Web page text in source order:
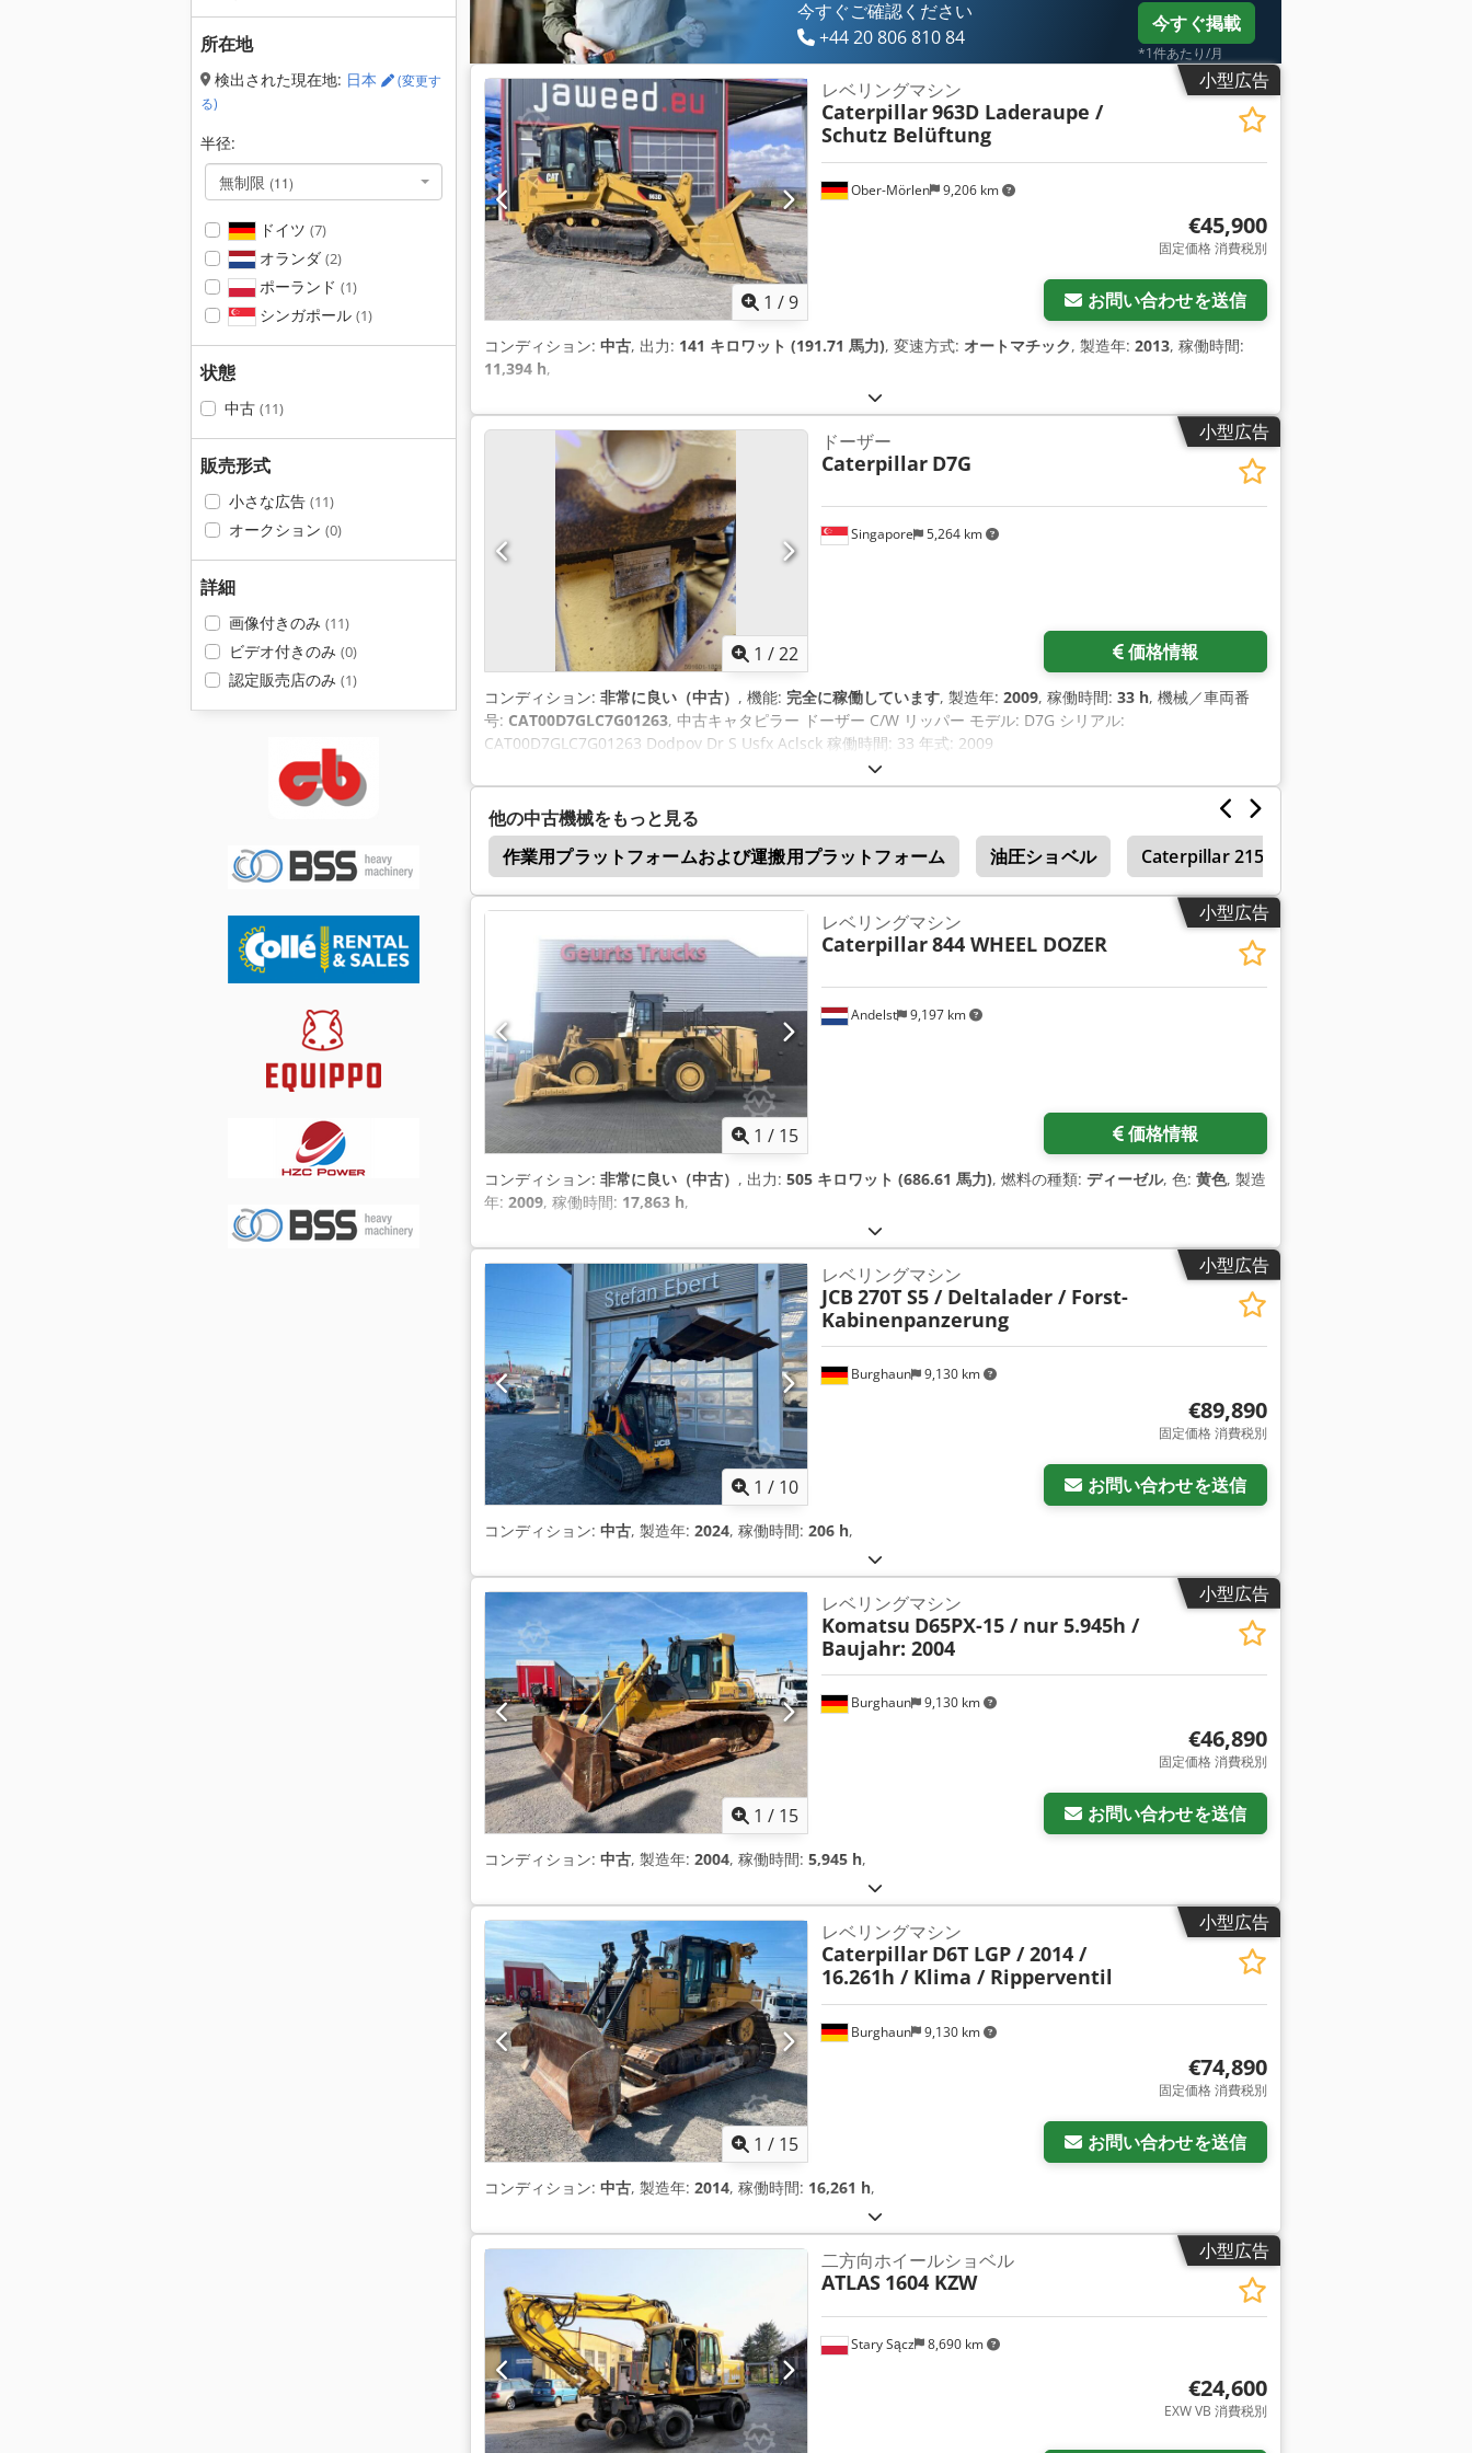
所在地
検出された現在地: 日本
(変更す
る)
半径:
無制限 (11)
ドイツ (7)
オランダ (2)
ポーランド (1)
シンガポール (1)
状態
中古 (11)
販売形式
小さな広告 (11)
オークション (0)
詳細
画像付きのみ (11)
ビデオ付きのみ (0)
認定販売店のみ (1)
今すぐご確認ください
+44 20 806 810 84
今すぐ掲載
*1件あたり/月
小型広告
1 /9
Ober-Mörlen 9,206 km
レベリングマシン
Caterpillar963D Laderaupe /
Schutz Belüftung
€45,900
固定価格 消費税別
お問い合わせを送信
コンディション: 中古, 出力: 141 キロワット (191.71 馬力), 変速方式: オートマチック, 製造年: 2013, 稼働時間:
11,394 h,
小型広告
1 /22
Singapore 5,264 km
ドーザー
Caterpillar D7G
価格情報
コンディション: 非常に良い（中古） , 機能: 完全に稼働しています, 製造年: 2009, 稼働時間: 33 h, 機械／車両番
号: CAT00D7GLC7G01263, 中古キャタピラー ドーザー C/W リッパー モデル: D7G シリアル:
CAT00D7GLC7G01263 Dodpov Dr S Usfx Aclsck 稼働時間: 33 年式: 2009
他の中古機械をもっと見る
作業用プラットフォームおよび運搬用プラットフォーム
油圧ショベル Caterpillar 215
Caterpillar 527 Caterpillar 375
小型広告
1 / 15
Andelst 9,197 km
レベリングマシン
Caterpillar844 WHEEL DOZER
価格情報
コンディション: 非常に良い（中古） , 出力: 505 キロワット (686.61 馬力), 燃料の種類: ディーゼル, 色: 黄色, 製造
年: 2009, 稼働時間: 17,863 h,
小型広告
1 / 10
Burghaun 9,130 km
レベリングマシン
JCB 270T S5 / Deltalader / Forst-
Kabinenpanzerung
€89,890
固定価格 消費税別
お問い合わせを送信
コンディション: 中古, 製造年: 2024, 稼働時間: 206 h,
小型広告
1 / 15
Burghaun 9,130 km
レベリングマシン
Komatsu D65PX-15 / nur 5.945h /
Baujahr: 2004
€46,890
固定価格 消費税別
お問い合わせを送信
コンディション: 中古, 製造年: 2004, 稼働時間: 5,945 h,
小型広告
1 / 15
Burghaun 9,130 km
レベリングマシン
Caterpillar D6T LGP / 2014 /
16.261h / Klima / Ripperventil
€74,890
固定価格 消費税別
お問い合わせを送信
コンディション: 中古, 製造年: 2014, 稼働時間: 16,261 h,
小型広告
Stary Sącz 8,690 km
二方向ホイールショベル
ATLAS 1604 KZW
€24,600
EXW VB 消費税別